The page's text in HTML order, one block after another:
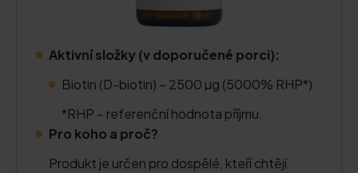
Aktivní složky (v doporučené porci):
Biotin (D-biotin) – 2500 µg (5000% RHP*)
*RHP – referenční hodnota příjmu.
Pro koho a proč?
Produkt je určen pro dospělé, kteří chtějí